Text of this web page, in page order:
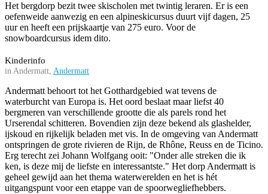
Het bergdorp bezit twee skischolen met twintig leraren. Er is een
oefenweide aanwezig en een alpineskicursus duurt vijf dagen, 25
uur en heeft een prijskaartje van 275 euro. Voor de
snowboardcursus idem dito.
Kinderinfo
in Andermatt, Andermatt
Andermatt behoort tot het Gotthardgebied wat tevens de
waterburcht van Europa is. Het oord beslaat maar liefst 40
bergmeren van verschillende grootte die als parels rond het
Urserendal schitteren. Bovendien zijn deze bekend als glashelder,
ijskoud en rijkelijk beladen met vis. In de omgeving van Andermatt
ontspringen de grote rivieren de Rijn, de Rhône, Reuss en de Ticino.
Erg terecht zei Johann Wolfgang ooit: "Onder alle streken die ik
ken, is deze mij de liefste en interessantste." Het dorp Andermatt is
geheel gewijd aan het thema waterwerelden en het is hét
uitgangspunt voor een etappe van de spoorwegliefhebbers.